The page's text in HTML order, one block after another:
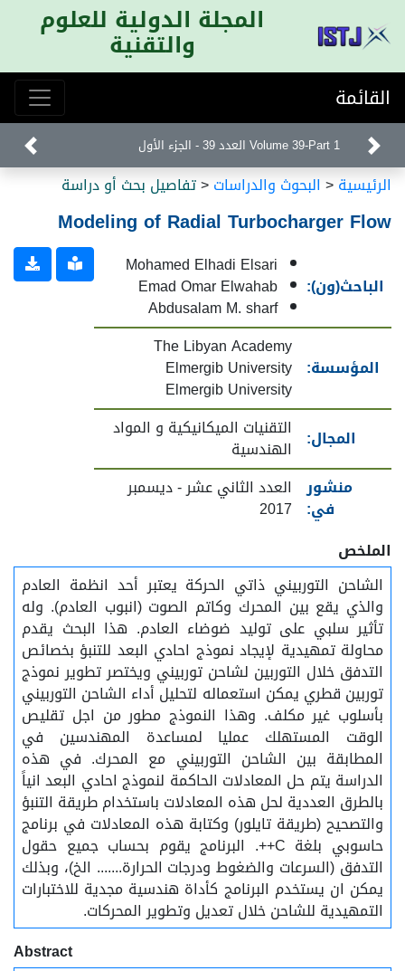
المجلة الدولية للعلوم
والتقنية
القائمة
Volume 39-Part 1 العدد 39 - الجزء الأول
الرئيسية< البحوث والدراسات<تفاصيل بحث أو دراسة
Modeling of Radial Turbocharger Flow
الباحث(ون):
Mohamed Elhadi Elsari
Emad Omar Elwahab
Abdusalam M. sharf
المؤسسة:
The Libyan Academy
Elmergib University
Elmergib University
المجال:
التقنيات الميكانيكية و المواد
الهندسية
منشور
في:
العدد الثاني عشر - ديسمبر
2017
الملخص
الشاحن التوربيني ذاتي الحركة يعتبر أحد انظمة العادم
والذي يقع بين المحرك وكاتم الصوت (انبوب العادم). وله
تأثير سلبي على توليد ضوضاء العادم. هذا البحث يقدم
محاولة تمهيدية لإيجاد نموذج احادي البعد للتنبؤ بخصائص
التدفق خلال التوربين لشاحن توربيني ويختصر تطوير نموذج
توربين قطري يمكن استعماله لتحليل أداء الشاحن التوربيني
بأسلوب غير مكلف. وهذا النموذج مطور من اجل تقليص
الوقت المستهلك عمليا لمساعدة المهندسين في
المطابقة بين الشاحن التوربيني مع المحرك. في هذه
الدراسة يتم حل المعادلات الحاكمة لنموذج احادي البعد انياً
بالطرق العددية لحل هذه المعادلات باستخدام طريقة التنبؤ
والتصحيح (طريقة تايلور) وكتابة هذه المعادلات في برنامج
حاسوبي بلغة C++. البرنامج يقوم بحساب جميع حقول
التدفق (السرعات والضغوط ودرجات الحرارة....... الخ)، وبذلك
يمكن ان يستخدم البرنامج كأداة هندسية مجدية للاختبارات
التمهيدية للشاحن خلال تعديل وتطوير المحركات.
Abstract